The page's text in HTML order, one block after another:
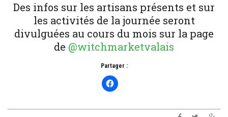
Des infos sur les artisans présents et sur
les activités de la journée seront
divulguées au cours du mois sur la page
de @witchmarketvalais
Partager :